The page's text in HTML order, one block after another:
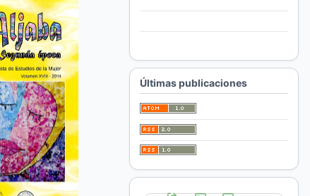
Últimas publicaciones